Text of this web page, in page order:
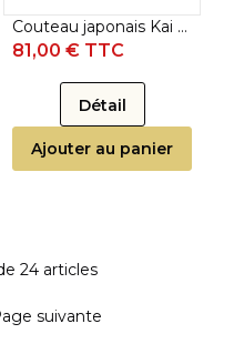
Couteau japonais Kai Seki Magoroku Shoso - Couteau de chef 21 cm
81,00 € TTC
Détail
Ajouter au panier
24articles
suivante